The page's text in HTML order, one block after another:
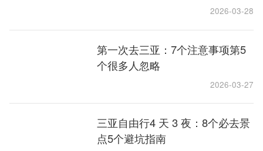
2026-03-28
第一次去三亚：7个注意事项第5
个很多人忽略
2026-03-27
三亚自由行4 天 3 夜：8个必去景
点5个避坑指南